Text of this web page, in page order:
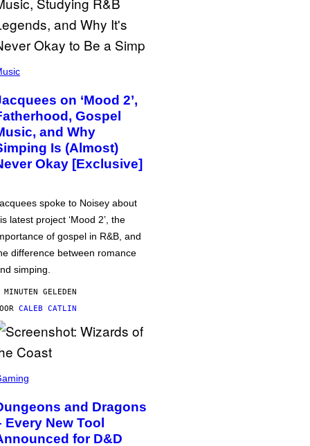
on ‘Mood 2’,
Gospel
and Why
Is (Almost)
Okay [Exclusive]
spoke to Noisey about
latest project ‘Mood 2’, the
of gospel in R&B, and
difference between romance
simping.
GELEDEN
CALEB CATLIN
and Dragons
Every New Tool
for D&D